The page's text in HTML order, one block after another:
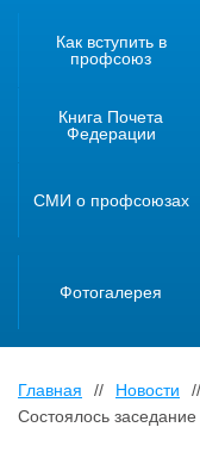
Как вступить в
профсоюз
Книга Почета
Федерации
СМИ о профсоюзах
Фотогалерея
Главная // Новости //
Состоялось